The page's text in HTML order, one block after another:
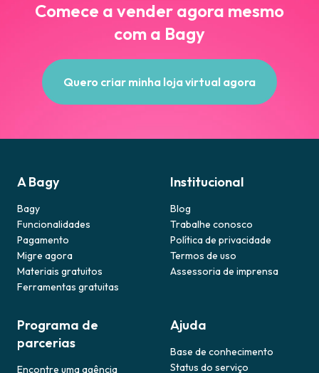
Comece a vender agora mesmo
com a Bagy
Quero criar minha loja virtual agora
A Bagy
Bagy
Funcionalidades
Pagamento
Migre agora
Materiais gratuitos
Ferramentas gratuitas
Institucional
Blog
Trabalhe conosco
Política de privacidade
Termos de uso
Assessoria de imprensa
Programa de
parcerias
Encontre uma agência
Ajuda
Base de conhecimento
Status do serviço